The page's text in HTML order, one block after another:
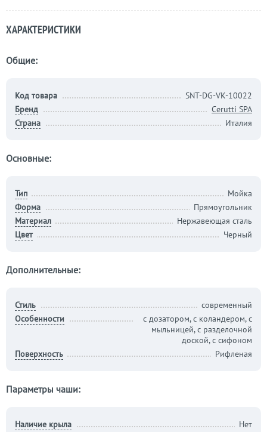
ХАРАКТЕРИСТИКИ
Общие:
Код товара
SNT-DG-VK-10022
Бренд
Cerutti SPA
Страна
Италия
Основные:
Тип
Мойка
Форма
Прямоугольник
Материал
Нержавеющая сталь
Цвет
Черный
Дополнительные:
Стиль
современный
Особенности
с дозатором, с коландером, с
мыльницей, с разделочной
доской, с сифоном
Поверхность
Рифленая
Параметры чаши:
Наличие крыла
Нет